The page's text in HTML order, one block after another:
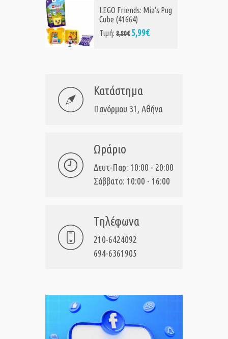
LEGO Friends: Mia's Pug
Cube (41664)
Τιμή:8,80€ 5,99€
Κατάστημα
Πανόρμου 31, Αθήνα
Ωράριο
Δευτ-Παρ: 10:00 - 20:00
Σάββατο: 10:00 - 16:00
Τηλέφωνα
210-6424092
694-6361905